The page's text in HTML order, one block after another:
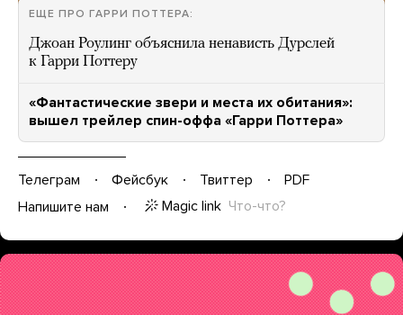
ЕЩЕ ПРО ГАРРИ ПОТТЕРА:
Джоан Роулинг объяснила ненависть Дурслей
к Гарри Поттеру
«Фантастические звери и места их обитания»:
вышел трейлер спин-оффа «Гарри Поттера»
Телеграм Фейсбук Твиттер
PDF
Напишите нам
Magic link Что-что?